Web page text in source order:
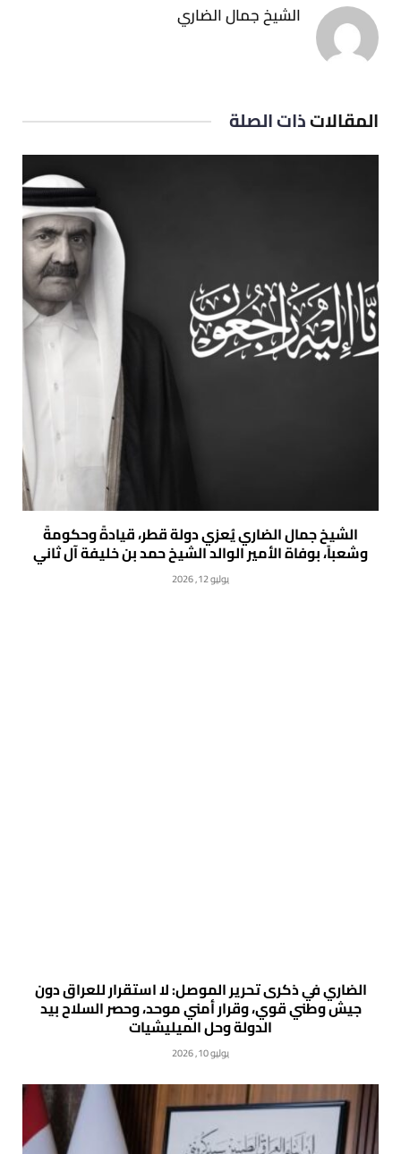
الشيخ جمال الضاري
المقالاتذات الصلة
الشيخ جمال الضاري يُعزي دولة قطر، قيادةً وحكومةً
وشعباً، بوفاة الأمير الوالد الشيخ حمد بن خليفة آل ثاني
يوليو 12, 2026
الضاري في ذكرى تحرير الموصل: لا استقرار للعراق دون
جيش وطني قوي، وقرار أمني موحد، وحصر السلاح بيد
الدولة وحل الميليشيات
يوليو 10, 2026